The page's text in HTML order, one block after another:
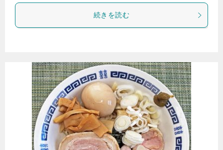
続きを読む